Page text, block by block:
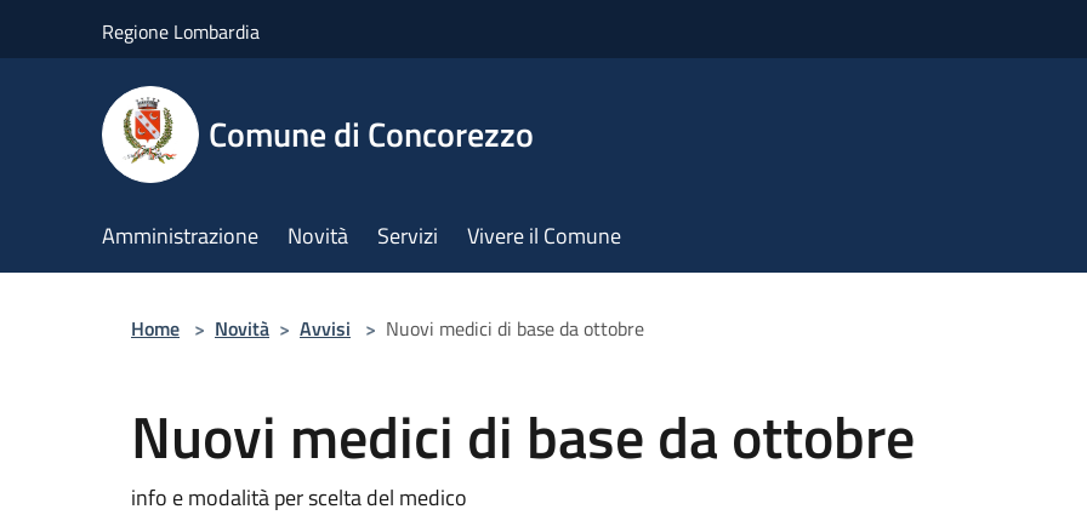
Regione Lombardia
Comune di Concorezzo
Amministrazione Novità Servizi Vivere il Comune
Home > Novità > Avvisi > Nuovi medici di base da ottobre
Nuovi medici di base da ottobre
info e modalità per scelta del medico